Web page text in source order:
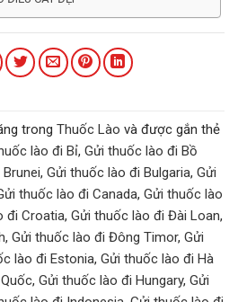
trong Thuốc Lào và được gắn thẻ
lào đi Bỉ, Gửi thuốc lào đi Bồ
, Gửi thuốc lào đi Bulgaria, Gửi
thuốc lào đi Canada, Gửi thuốc lào
đi Croatia, Gửi thuốc lào đi Đài Loan,
, Gửi thuốc lào đi Đông Timor, Gửi
lào đi Estonia, Gửi thuốc lào đi Hà
, Gửi thuốc lào đi Hungary, Gửi